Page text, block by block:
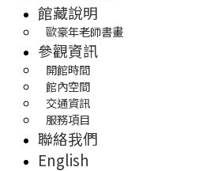
館藏說明
歐豪年老師書畫
參觀資訊
開館時間
館內空間
交通資訊
服務項目
聯絡我們
English